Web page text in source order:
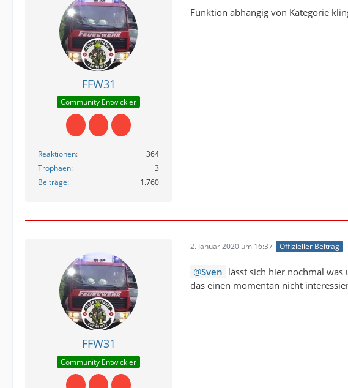
FFW31
Community Entwickler
Reaktionen
364
Trophäen
3
Beiträge
1.760
Funktion abhängig von Kategorie
FFW31
Community Entwickler
2. Januar 2020 um 16:37 Offizieller Beitrag
Sven lässt sich hier nochmal
das einen momentan nicht